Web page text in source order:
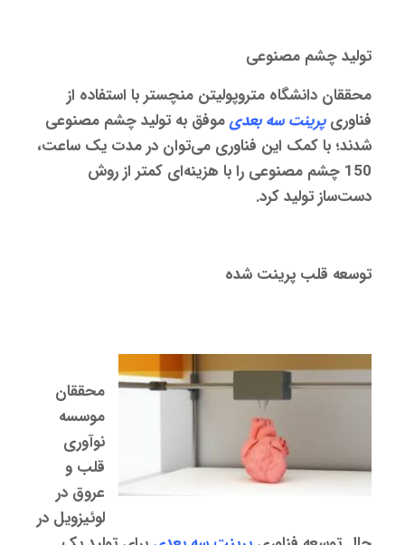
تولید چشم مصنوعی
محققان دانشگاه متروپولیتن منچستر با استفاده از
فناوری پرینت سه‌ بعدیموفق به تولید چشم مصنوعی
شدند؛ با کمک این فناوری می‌توان در مدت یک ساعت،
150 چشم مصنوعی را با هزینه‌ای کمتر از روش
دست‌ساز تولید کرد.
توسعه قلب پرینت شده
محققان
موسسه
نوآوری
قلب و
عروق در
لوئیزویل در